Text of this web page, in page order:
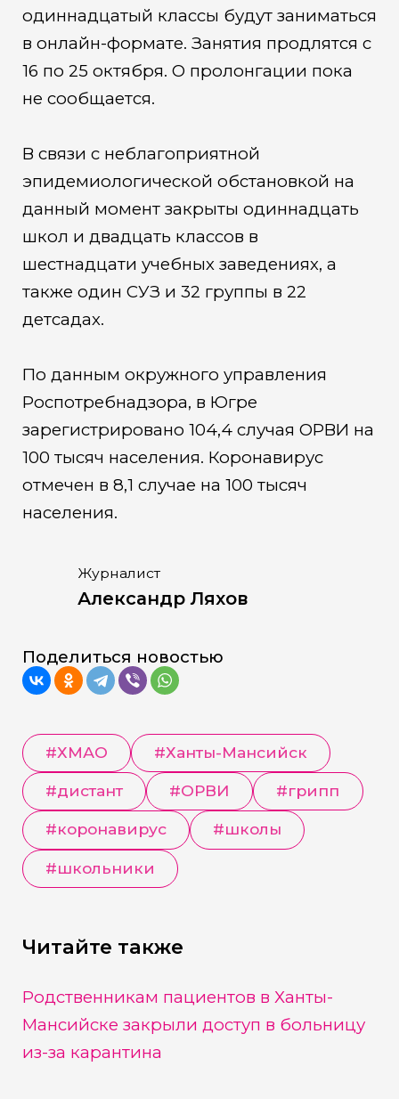
одиннадцатый классы будут заниматься
в онлайн-формате. Занятия продлятся с
16 по 25 октября. О пролонгации пока
не сообщается.
В связи с неблагоприятной
эпидемиологической обстановкой на
данный момент закрыты одиннадцать
школ и двадцать классов в
шестнадцати учебных заведениях, а
также один СУЗ и 32 группы в 22
детсадах.
По данным окружного управления
Роспотребнадзора, в Югре
зарегистрировано 104,4 случая ОРВИ на
100 тысяч населения. Коронавирус
отмечен в 8,1 случае на 100 тысяч
населения.
Журналист
Александр Ляхов
Поделиться новостью
#ХМАО #Ханты-Мансийск
#дистант #ОРВИ #грипп
#коронавирус #школы
#школьники
Читайте также
Родственникам пациентов в Ханты-
Мансийске закрыли доступ в больницу
из-за карантина